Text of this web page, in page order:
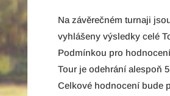
Na závěrečném turnaji
vyhlášeny výsledky celé
Podmínkou pro
Tour je odehrání alespoň
Celkové hodnocení bude